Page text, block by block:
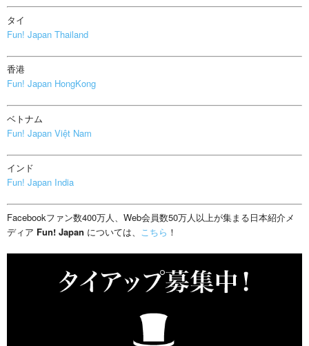
タイ
Fun! Japan Thailand
香港
Fun! Japan HongKong
ベトナム
Fun! Japan Việt Nam
インド
Fun! Japan India
Facebookファン数400万人、Web会員数50万人以上が集まる日本紹介メ
ディア Fun! Japan については、 こちら ！